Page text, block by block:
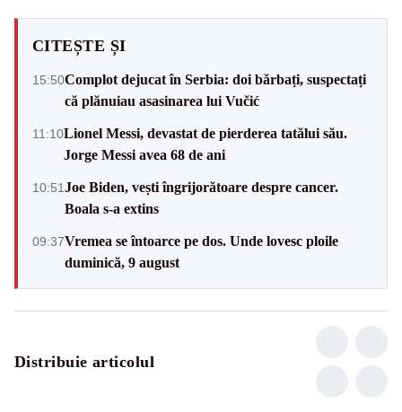
CITEȘTE ȘI
15:50Complot dejucat în Serbia: doi bărbați, suspectați
că plănuiau asasinarea lui Vučić
11:10Lionel Messi, devastat de pierderea tatălui său.
Jorge Messi avea 68 de ani
10:51Joe Biden, vești îngrijorătoare despre cancer.
Boala s-a extins
09:37Vremea se întoarce pe dos. Unde lovesc ploile
duminică, 9 august
Distribuie articolul